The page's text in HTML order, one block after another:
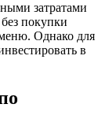
затратами
покупки
Однако для
в